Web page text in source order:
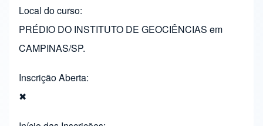
Local do curso
PRÉDIO DO INSTITUTO DE GEOCIÊNCIAS em
CAMPINAS/SP.
Inscrição Aberta
✖